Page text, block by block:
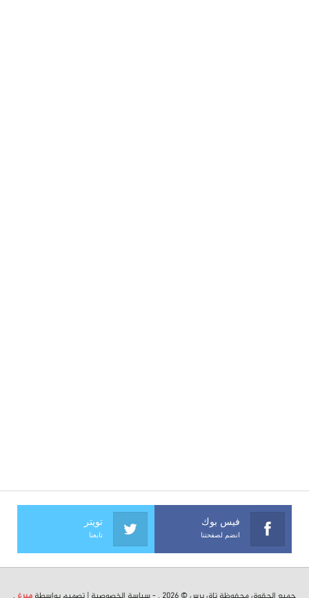
فيس بوك
انضم لصفحتنا
تويتر
تابعنا